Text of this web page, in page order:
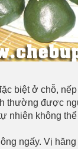
biệt ở chỗ,
thường được
nhiên không
ngấy. Vị